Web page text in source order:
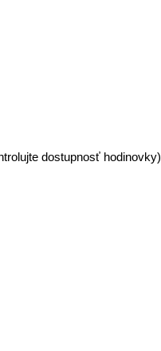
dostupnosť hodinovky)